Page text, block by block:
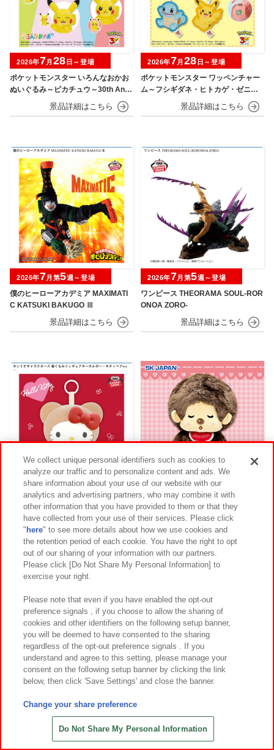
ポケットモンスター いろんなおかお
ぬいぐるみ～ピカチュウ～30th Anni
2026年7月 28 日～登場
ポケットモンスター ワッペンチャー
ム～フシギダネ・ヒトカゲ・ゼニガ
メ・ピカチュウ～30th Anniversary
2026年7月 28 日～登場
僕のヒーローアカデミア MAXIMATI
C KATSUKI BAKUGO Ⅲ
2026年7月第5週～登場
ワンピース THEORAMA SOUL-ROR
ONOA ZORO-
2026年7月第5週～登場
サンリオキャラクターズ 着ぐるみフ
ィギュアキーホルダー～キティベアv
2026年7月第5週～登場
モンチッチ 超BIGぬいぐるみ3
2026年7月第5週～登場
じいさんとアザラシ クリオネBIGぬ
2026年7月 25日～登場
映画ちいかわ 人魚の島のひみつ セイ
We collect unique personal identifiers such as cookies to
analyze our traffic and to personalize content and ads. We
share information about your use of our website with our
analytics and advertising partners, who may combine it with
other information that you have provided to them or that they
have collected from your use of their services. Please click
" here" to see more details about how we use cookies and
the retention period of each cookie. You have the right to opt
out of our sharing of your information with our partners.
Please click [Do Not Share My Personal Information] to
exercise your right.
Please note that even if you have enabled the opt-out
preference signals , if you choose to allow the sharing of
cookies and other identifiers on the following setup banner,
you will be deemed to have consented to the sharing
regardless of the opt-out preference signals . If you
understand and agree to this setting, please manage your
consent on the following setup banner by clicking the link
below, then click 'Save Settings' and close the banner.
Change your share preference
Do Not Share My Personal Information